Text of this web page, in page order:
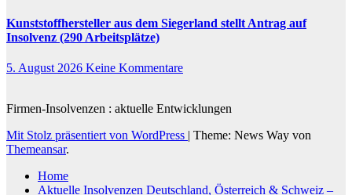
Kunststoffhersteller aus dem Siegerland stellt Antrag auf
Insolvenz (290 Arbeitsplätze)
5. August 2026 Keine Kommentare
Firmen-Insolvenzen : aktuelle Entwicklungen
Mit Stolz präsentiert von WordPress
Theme: News Way von
Themeansar.
Home
Aktuelle Insolvenzen Deutschland, Österreich & Schweiz –